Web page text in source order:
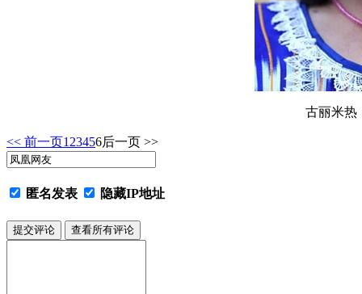
古丽米热
<< 前一页1 23456后一页 >>
匿名发表 隐藏IP地址